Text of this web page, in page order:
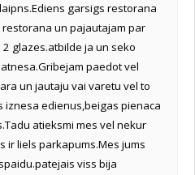
garsigs restorana
un pajautajam par
glazes.atbilde ja un seko
paedot vel
un jautaju vai varetu vel to
iznesa edienus,beigas pienaca
atieksmi mes vel nekur
ir liels parkapums.Mes jums
viss bija